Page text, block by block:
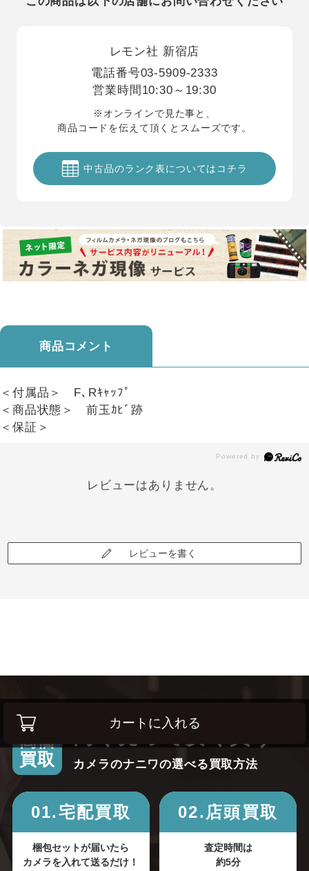
カートに入れる
レモン社 新宿店
電話番号03-5909-2333
営業時間 10:30～19:30
※オンラインで見た事と、
商品コードを伝えて頂くとスムーズです。
中古品のランク表についてはコチラ
商品コメント
＜付属品＞ F､Rｷｬｯﾌﾟ
＜商品状態＞ 前玉ｶﾋﾞ跡
＜保証＞
レビューはありません。
レビューを書く
高価
買取
高く売って安く買う！
カメラのナニワの選べる買取方法
01.宅配買取
梱包セットが届いたら
カメラを入れて送るだけ！
02.店頭買取
査定時間は
約5分